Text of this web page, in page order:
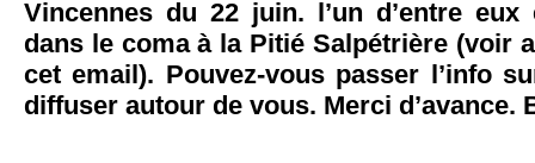
Vincennes du 22 juin. l’un d’entre eux
dans le coma à la Pitié Salpétrière (voir
cet email). Pouvez-vous passer l’info
diffuser autour de vous. Merci d’avance.